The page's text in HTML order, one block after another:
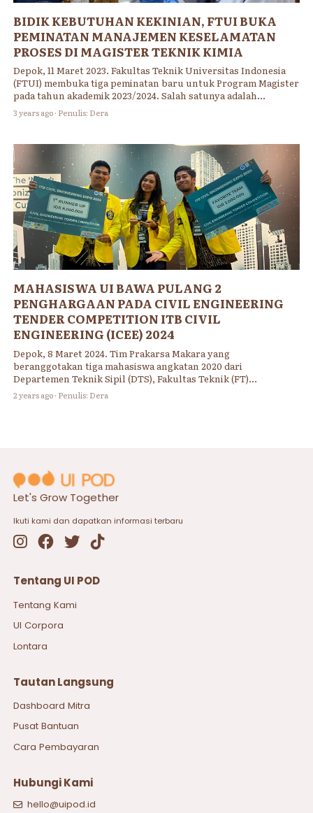
BIDIK KEBUTUHAN KEKINIAN, FTUI BUKA
PEMINATAN MANAJEMEN KESELAMATAN
PROSES DI MAGISTER TEKNIK KIMIA
Depok, 11 Maret 2023. Fakultas Teknik Universitas Indonesia
(FTUI) membuka tiga peminatan baru untuk Program Magister
pada tahun akademik 2023/2024. Salah satunya adalah
peminatan Manajemen Keselamatan Proses (MKP) yang
mengkhususkan pada penerapan sistem manajemen proses.
mencegah bahaya yang timbul dari kegiatan proses atau
operasi, sehingga menyebabkan kerugian, cedera, dan
kerusakan terhadap lingkungan.
3 years ago · Penulis: Dera
MAHASISWA UI BAWA PULANG 2
PENGHARGAAN PADA CIVIL ENGINEERING
TENDER COMPETITION ITB CIVIL
ENGINEERING (ICEE) 2024
Depok, 8 Maret 2024. Tim Prakarsa Makara yang
beranggotakan tiga mahasiswa angkatan 2020 dari
Departemen Teknik Sipil (DTS), Fakultas Teknik (FT)
Universitas Indonesia (UI) meraih Juara Kedua dan Juara
Favorit pada ajang kompetisi nasional Civil Engineering Tender
2 years ago · Penulis: Dera
Let's Grow Together
Ikuti kami dan dapatkan informasi terbaru
Tentang UI POD
Tentang Kami
UI Corpora
Lontara
Tautan Langsung
Dashboard Mitra
Pusat Bantuan
Cara Pembayaran
Hubungi Kami
hello@uipod.id